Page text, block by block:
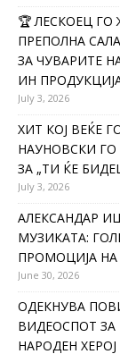
🏆 ЛЕСКОЕЦ
ПРЕПОЛНА
ЗА ЧУВАРИТЕ
ИН
July 3, 2026
ХИТ КОЈ ВЕЌЕ
НАУНОВСКИ
ЗА „ТИ ЌЕ
July 3, 2026
АЛЕКСАНДАР
МУЗИКАТА:
ПРОМОЦИЈА НА
June 30, 2026
ОДЕКНУВА
ВИДЕОСПОТ
НАРОДЕН